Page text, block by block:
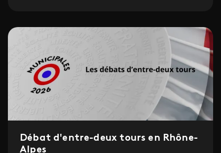
Débat d'entre-deux tours en Rhône-
Alpes